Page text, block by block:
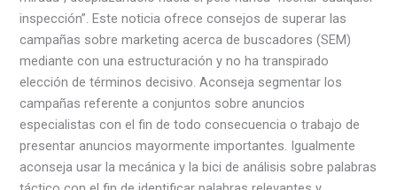
inspección”. Este noticia ofrece consejos de superar las
campañas sobre marketing acerca de buscadores (SEM)
mediante con una estructuración y no ha transpirado
elección de términos decisivo. Aconseja segmentar los
campañas referente a conjuntos sobre anuncios
especialistas con el fin de todo consecuencia o trabajo de
presentar anuncios mayormente importantes. Igualmente
aconseja usar la mecánica y la bici de análisis sobre palabras